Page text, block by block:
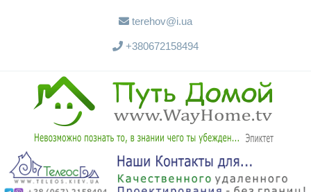
terehov@i.ua
+380672158494